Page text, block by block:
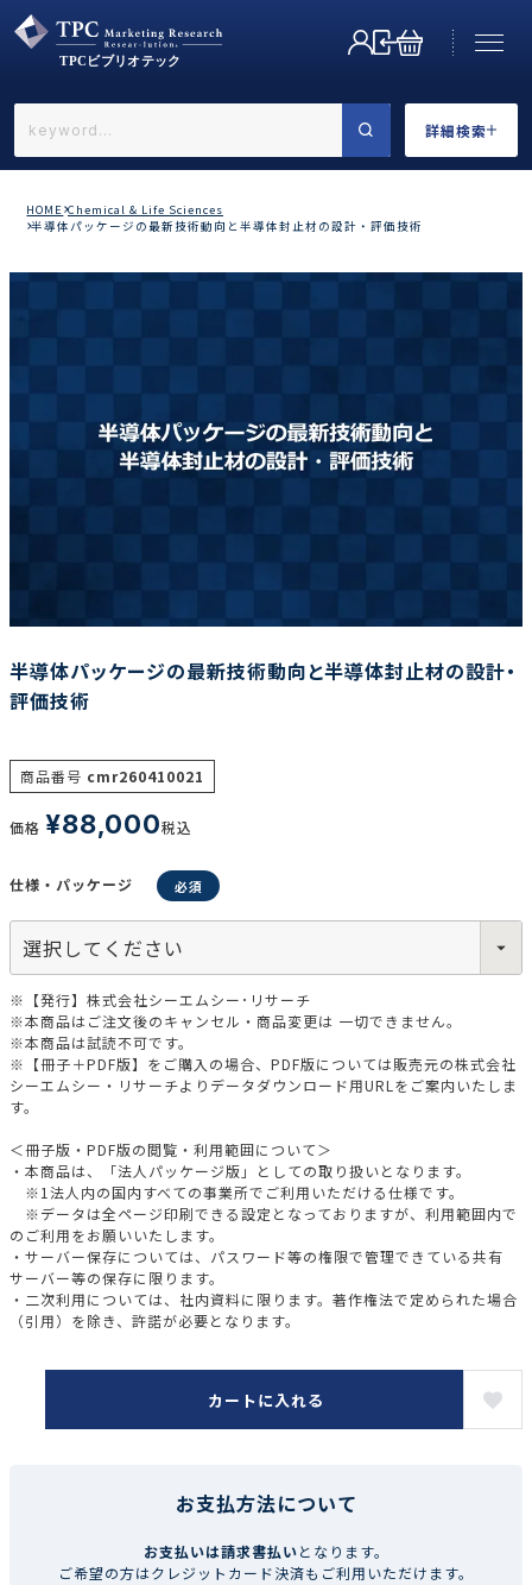
詳細検索
←戻る
調査の種類で選ぶ
リセット
HOME Chemical & Life Sciences
半導体パッケージの最新技術動向と半導体封止材の設計・評価技術
半導体パッケージの最新技術動向と半導体封止材の設計・
評価技術
商品番号 cmr260410021
価格 ¥88,000税込
仕様・パッケージ
※【発行】株式会社シーエムシー･リサーチ
※本商品はご注文後のキャンセル・商品変更は 一切できません。
※本商品は試読不可です。
※【冊子＋PDF版】をご購入の場合、PDF版については販売元の株式会社
シーエムシー・リサーチよりデータダウンロード用URLをご案内いたしま
す。
＜冊子版・PDF版の閲覧・利用範囲について＞
・本商品は、「法人パッケージ版」としての取り扱いとなります。
※1法人内の国内すべての事業所でご利用いただける仕様です。
※データは全ページ印刷できる設定となっておりますが、利用範囲内で
のご利用をお願いいたします。
・サーバー保存については、パスワード等の権限で管理できている共有
サーバー等の保存に限ります。
・二次利用については、社内資料に限ります。著作権法で定められた場合
（引用）を除き、許諾が必要となります。
カートに入れる
お支払方法について
お支払いは請求書払いとなります。
ご希望の方はクレジットカード決済もご利用いただけます。